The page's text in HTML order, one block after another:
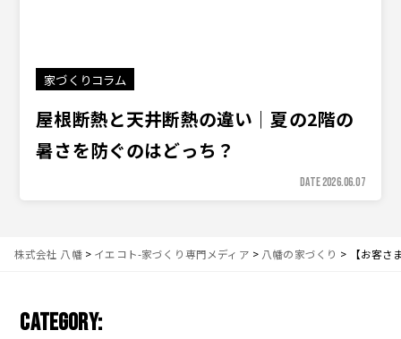
家づくりコラム
屋根断熱と天井断熱の違い｜夏の2階の
暑さを防ぐのはどっち？
DATE 2026.06.07
株式会社 八幡> イエコト-家づくり専門メディア > 八幡の家づくり > 【お客
CATEGORY: